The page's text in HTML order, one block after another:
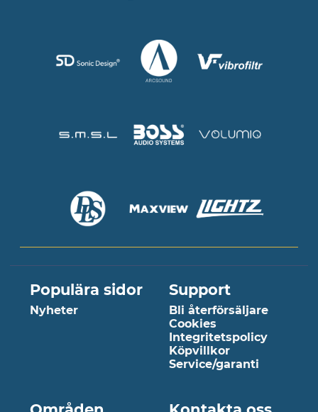
Populära sidor
Nyheter
Support
Bli återförsäljare
Cookies
Integritetspolicy
Köpvillkor
Service/garanti